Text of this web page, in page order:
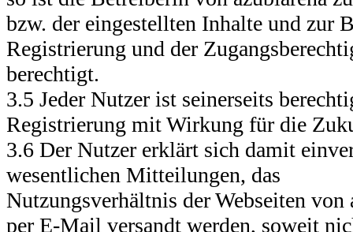
bzw. der eingestellten Inhalte und zur
Registrierung und der
berechtigt.
3.5 Jeder Nutzer ist seinerseits
Registrierung mit Wirkung für die
3.6 Der Nutzer erklärt sich damit
wesentlichen Mitteilungen, das
Nutzungsverhältnis der Webseiten von
per E-Mail versandt werden, soweit